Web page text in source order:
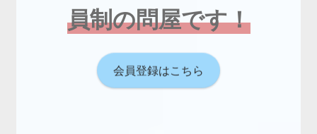
員制の問屋です！
会員登録はこちら